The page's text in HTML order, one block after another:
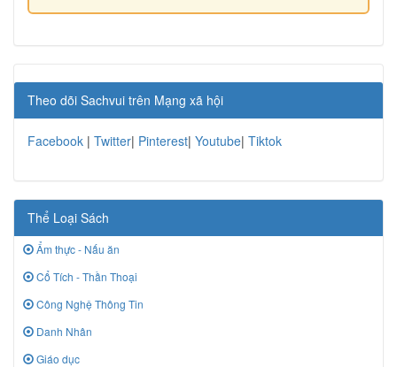
Theo dõi Sachvui trên Mạng xã hội
Facebook | Twitter| Pinterest| Youtube| Tiktok
Thể Loại Sách
Ẩm thực - Nấu ăn
Cổ Tích - Thần Thoại
Công Nghệ Thông Tin
Danh Nhân
Giáo dục